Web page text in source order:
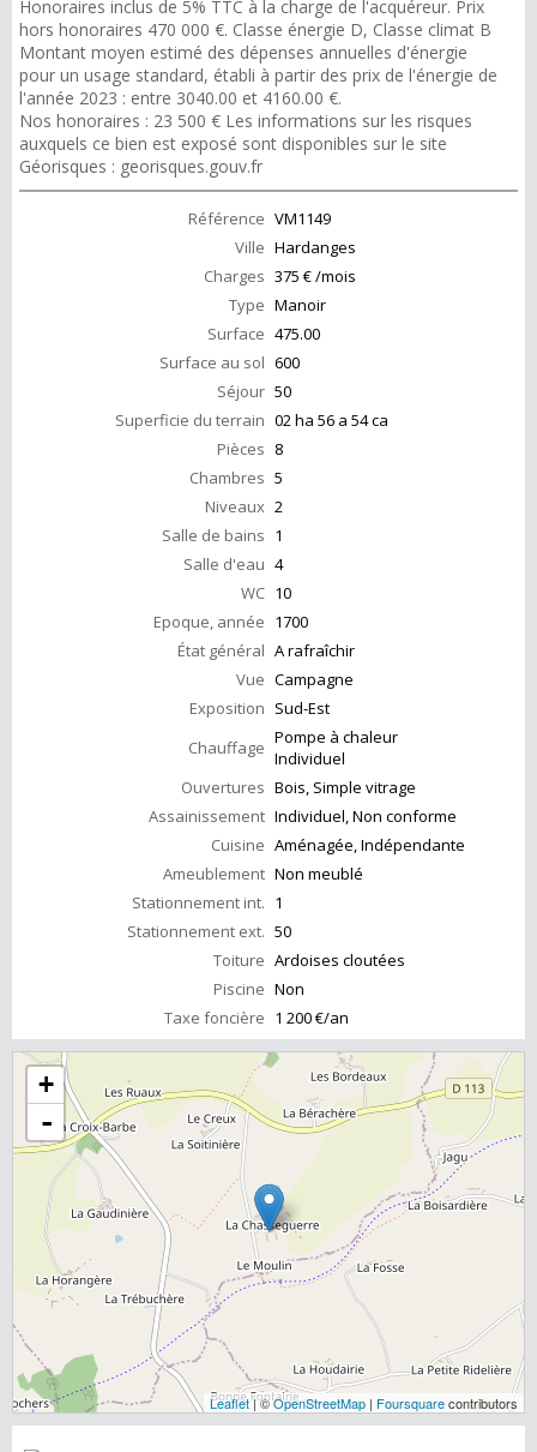
Honoraires inclus de 5% TTC à la charge de l'acquéreur. Prix
hors honoraires 470 000 €. Classe énergie D, Classe climat B
Montant moyen estimé des dépenses annuelles d'énergie
pour un usage standard, établi à partir des prix de l'énergie de
l'année 2023 : entre 3040.00 et 4160.00 €.
Nos honoraires : 23 500 € Les informations sur les risques
auxquels ce bien est exposé sont disponibles sur le site
Géorisques : georisques.gouv.fr
Référence VM1149
Ville Hardanges
Charges 375 € /mois
Type Manoir
Surface 475.00
Surface au sol 600
Séjour 50
Superficie du terrain 02 ha 56 a 54 ca
Pièces 8
Chambres 5
Niveaux 2
Salle de bains 1
Salle d'eau 4
WC 10
Epoque, année 1700
État général A rafraîchir
Vue Campagne
Exposition Sud-Est
Chauffage Pompe à chaleur
Individuel
Ouvertures Bois, Simple vitrage
Assainissement Individuel, Non conforme
Cuisine Aménagée, Indépendante
Ameublement Non meublé
Stationnement int. 1
Stationnement ext. 50
Toiture Ardoises cloutées
Piscine Non
Taxe foncière 1 200 €/an
+
-
Leaflet| ©OpenStreetMap | Foursquarecontributors